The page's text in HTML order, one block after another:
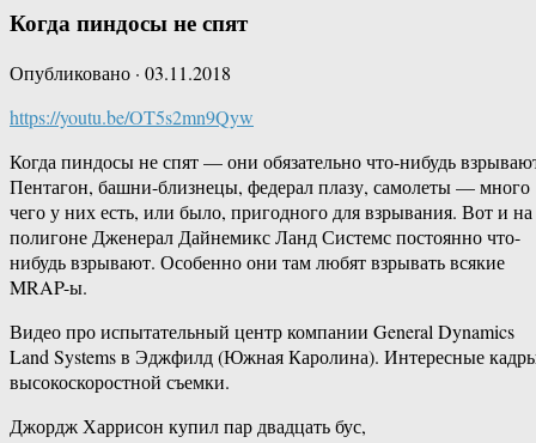
Когда пиндосы не спят
Опубликовано · 03.11.2018
https://youtu.be/OT5s2mn9Qyw
Когда пиндосы не спят — они обязательно что-нибудь
Пентагон, башни-близнецы, федерал плазу, самолеты — много
чего у них есть, или было, пригодного для взрывания. Вот и на
полигоне Дженерал Дайнемикс Ланд Системс постоянно что-
нибудь взрывают. Особенно они там любят взрывать всякие
MRAP-ы.
Видео про испытательный центр компании General Dynamics
Land Systems в Эджфилд (Южная Каролина). Интересные
высокоскоростной съемки.
Джордж Харрисон купил пар двадцать бус,